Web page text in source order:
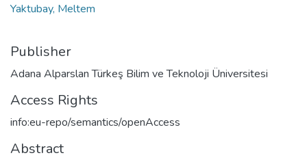
Yaktubay, Meltem
Publisher
Adana Alparslan Türkeş Bilim ve Teknoloji Üniversitesi
Access Rights
info:eu-repo/semantics/openAccess
Abstract